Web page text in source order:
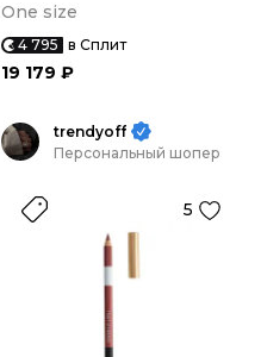
One size
4 795 в Сплит
19 179 ₽
trendyoff
Персональный шопер
5